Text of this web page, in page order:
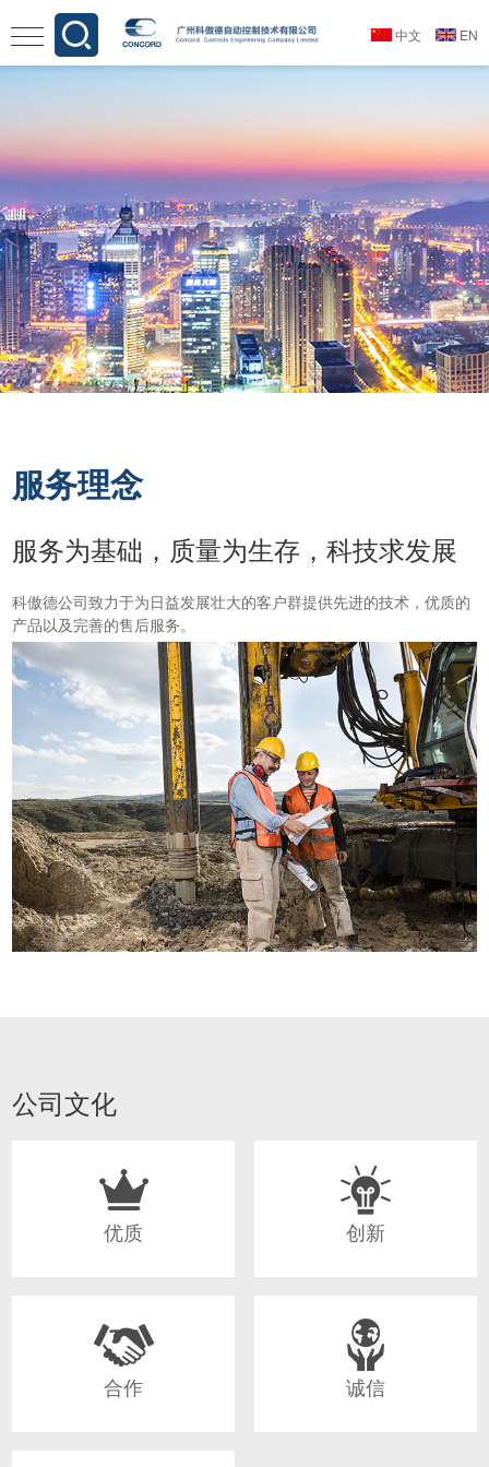
中文 EN
服务理念
服务为基础，质量为生存，科技求发展
科傲德公司致力于为日益发展壮大的客户群提供先进的技术，优质的
产品以及完善的售后服务。
公司文化
优质 创新
合作 诚信